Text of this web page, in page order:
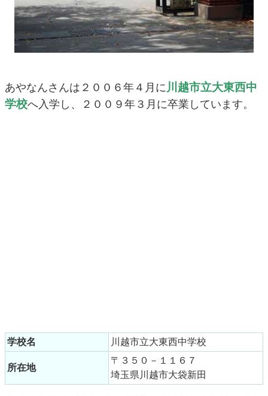
あやなんさんは２００６年４月に川越市立大東西中
学校へ入学し、２００９年３月に卒業しています。
学校名 川越市立大東西中学校
所在地
〒３５０－１１６７
埼玉県川越市大袋新田